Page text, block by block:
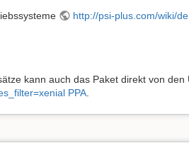
http://psi-plus.com/wiki/
kann auch das Paket direkt von
PPA.